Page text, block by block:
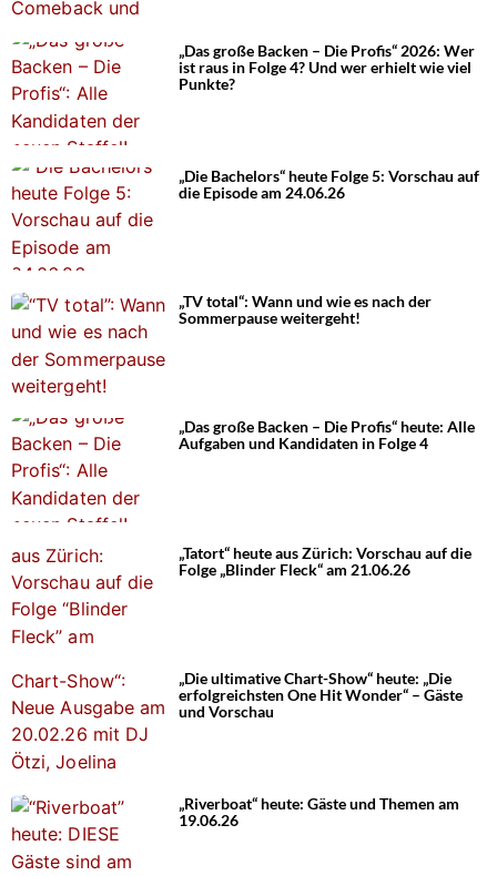
„Das große Backen – Die Profis“ 2026: Wer
ist raus in Folge 4? Und wer erhielt wie viel
Punkte?
„Die Bachelors“ heute Folge 5: Vorschau auf
die Episode am 24.06.26
„TV total“: Wann und wie es nach der
Sommerpause weitergeht!
„Das große Backen – Die Profis“ heute: Alle
Aufgaben und Kandidaten in Folge 4
„Tatort“ heute aus Zürich: Vorschau auf die
Folge „Blinder Fleck“ am 21.06.26
„Die ultimative Chart-Show“ heute: „Die
erfolgreichsten One Hit Wonder“ – Gäste
und Vorschau
„Riverboat“ heute: Gäste und Themen am
19.06.26